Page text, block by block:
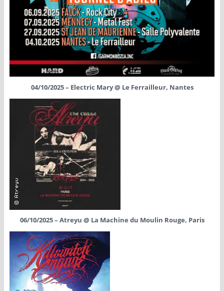
04/10/2025 – Electric Mary @ Le Ferrailleur, Nantes
06/10/2025 – Atreyu @ La Machine du Moulin Rouge, Paris